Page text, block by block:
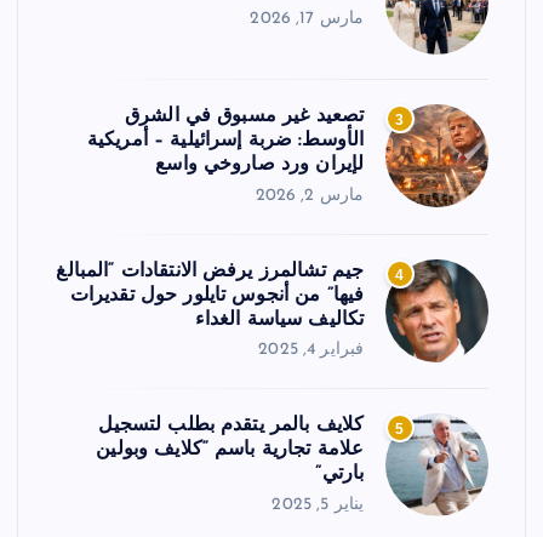
مارس 17, 2026
3
تصعيد غير مسبوق في الشرق
الأوسط: ضربة إسرائيلية – أمريكية
لإيران ورد صاروخي واسع
مارس 2, 2026
4
جيم تشالمرز يرفض الانتقادات “المبالغ
فيها” من أنجوس تايلور حول تقديرات
تكاليف سياسة الغداء
فبراير 4, 2025
5
كلايف بالمر يتقدم بطلب لتسجيل
علامة تجارية باسم “كلايف وبولين
بارتي”
يناير 5, 2025